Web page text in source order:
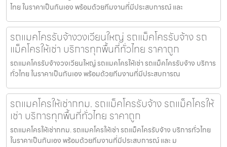
ไทย ในราคาเป็นกันเอง พร้อมด้วยทีมงานที่มีประสบการณ์ และ
รถแมคโครรับจ้างวงเวียนใหญ่ รถแม็คโครรับจ้าง รถ
แม็คโครให้เช่า บริการทุกพื้นที่ทั่วไทย ราคาถูก
รถแมคโครรับจ้างวงเวียนใหญ่ รถแมคโครให้เช่า รถแม็คโครรับจ้าง บริการ
ทั่วไทย ในราคาเป็นกันเอง พร้อมด้วยทีมงานที่มีประสบการณ
รถแมคโครให้เช่ากทม. รถแม็คโครรับจ้าง รถแม็คโครให้
เช่า บริการทุกพื้นที่ทั่วไทย ราคาถูก
รถแมคโครให้เช่ากทม. รถแมคโครให้เช่า รถแม็คโครรับจ้าง บริการทั่วไทย
ในราคาเป็นกันเอง พร้อมด้วยทีมงานที่มีประสบการณ์ และ ม